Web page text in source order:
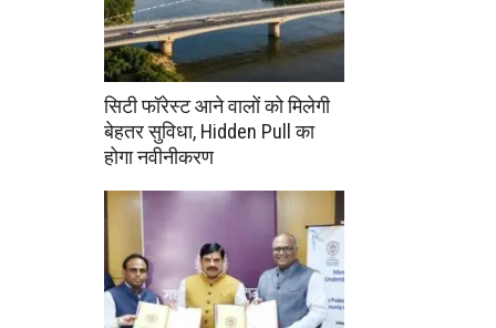
सिटी फॉरेस्ट आने वालों को मिलेगी
बेहतर सुविधा, Hidden Pull का
होगा नवीनीकरण